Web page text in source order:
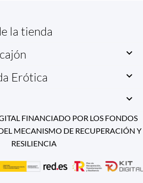
la tienda

Erótica 

FINANCIADO POR LOS FONDOS
MECANISMO DE RECUPERACIÓN Y
RESILIENCIA